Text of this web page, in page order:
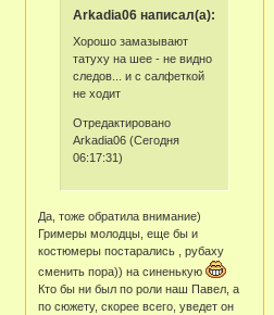
Arkadia06 написал(а):
Хорошо замазывают
татуху на шее - не видно
следов... и с салфеткой
не ходит
Отредактировано
Arkadia06 (Сегодня
06:17:31)
Да, тоже обратила внимание)
Гримеры молодцы, еще бы и
костюмеры постарались , рубаху
сменить пора)) на синенькую
Кто бы ни был по роли наш Павел, а
по сюжету, скорее всего, уведет он